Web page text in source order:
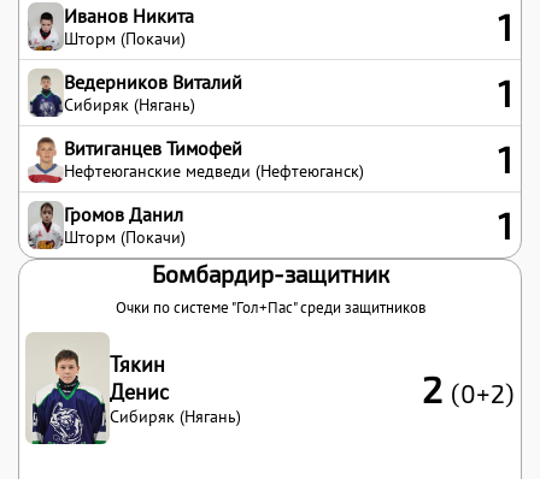
Иванов Никита
Шторм (Покачи) 1
Ведерников Виталий
Сибиряк (Нягань) 1
Витиганцев Тимофей
Нефтеюганские медведи (Нефтеюганск) 1
Громов Данил
Шторм (Покачи) 1
Бомбардир-защитник
Очки по системе "Гол+Пас" среди защитников
Тякин
Денис
Сибиряк (Нягань)
2 (0+2)